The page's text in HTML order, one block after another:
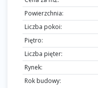
Powierzchnia:
Liczba pokoi:
Piętro:
Liczba pięter:
Rynek:
Rok budowy: